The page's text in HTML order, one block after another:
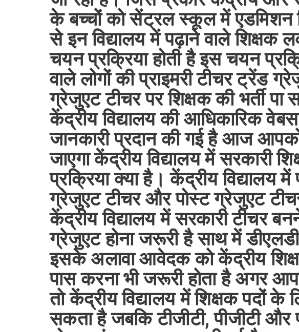
के बच्चों को सेंट्रल स्कूल में एडमिशन
से इन विद्यालय में पढ़ाने वाले शिक्षक
चयन प्रक्रिया होती है इस चयन
वाले लोगों की प्राइमरी टीचर ट्रेंड
ग्रेजुएट टीचर पर शिक्षक की भर्ती
केंद्रीय विद्यालय की आधिकारिक
जानकारी प्रदान की गई है आज
जाएगा केंद्रीय विद्यालय में सरकारी
प्रक्रिया क्या है। केंद्रीय विद्यालय में
ग्रेजुएट टीचर और पोस्ट ग्रेजुएट
केंद्रीय विद्यालय में सरकारी टीचर
ग्रेजुएट होना जरूरी है साथ में डीएलडी
इसके अलावा आवेदक को केंद्रीय शिक्षक
पास करना भी जरूरी होता है अगर
तो केंद्रीय विद्यालय में शिक्षक पदों
सकता है जबकि टीजीटी, पीजीटी और